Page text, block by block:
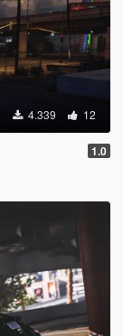
4.339 12
1.0